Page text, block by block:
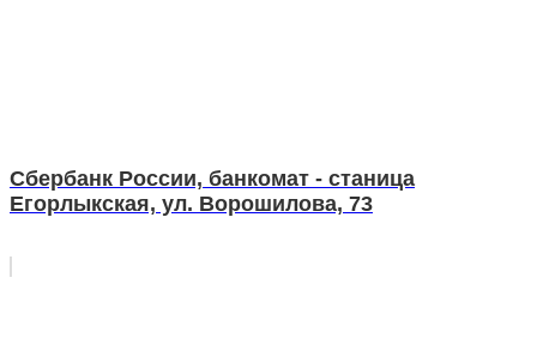
Сбербанк России, банкомат - станица
Егорлыкская, ул. Ворошилова, 73